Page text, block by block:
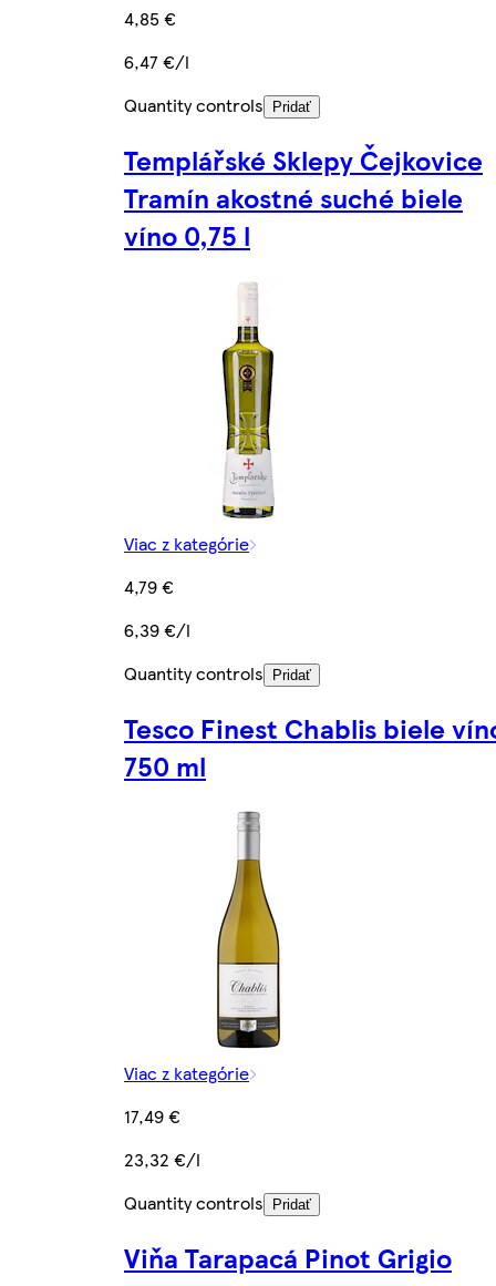
4,85 €
6,47 €/l
Quantity controls
Pridať
Templářské Sklepy Čejkovice
Tramín akostné suché biele
víno 0,75 l
Viac z kategórie
4,79 €
6,39 €/l
Quantity controls
Pridať
Tesco Finest Chablis biele
750 ml
Viac z kategórie
17,49 €
23,32 €/l
Quantity controls
Pridať
Viňa Tarapacá Pinot Grigio